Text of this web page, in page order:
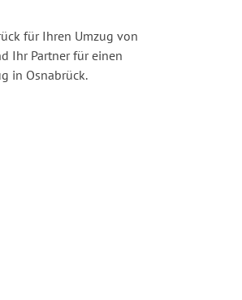
für Ihren Umzug von
Ihr Partner für einen
in Osnabrück.